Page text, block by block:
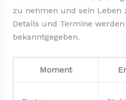
zu nehmen und sein Leben
Details und Termine
bekanntgegeben.
Moment